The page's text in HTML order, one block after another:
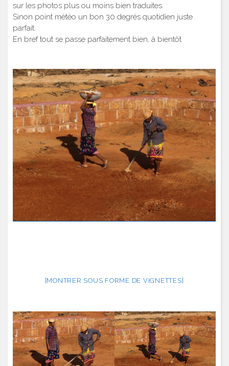
sur les photos plus ou moins bien traduites.
Sinon point météo un bon 30 degrés quotidien juste
parfait.
En bref tout se passe parfaitement bien, à bientôt
[MONTRER SOUS FORME DE VIGNETTES]